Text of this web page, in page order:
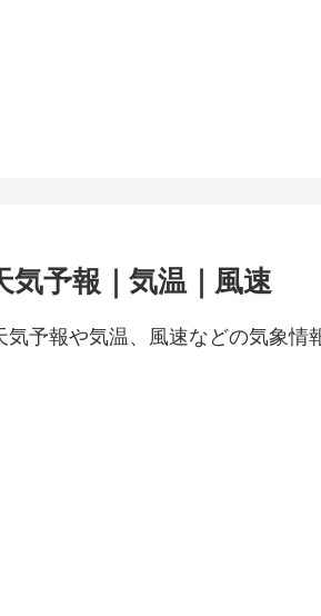
気予報｜気温｜風速
気予報や気温、風速などの気象